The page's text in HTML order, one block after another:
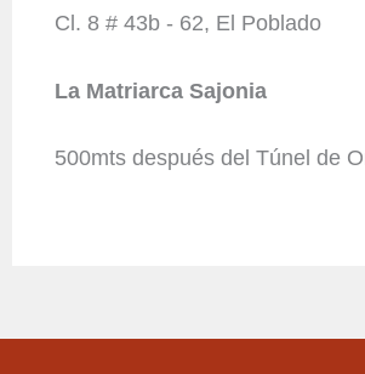
Cl. 8 # 43b - 62, El Poblado
La Matriarca Sajonia
500mts después del Túnel de